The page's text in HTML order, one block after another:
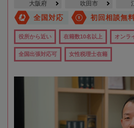
大阪府 吹田市
全国対応 初回相談無
役所から近い 在籍数10名以上 オンラ
全国出張対応可 女性税理士在籍